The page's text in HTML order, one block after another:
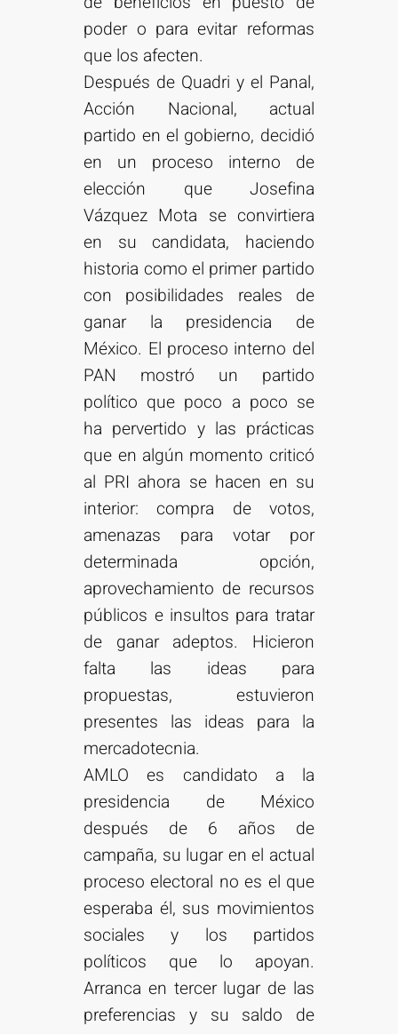
poder o para evitar reformas
que los afecten.
Después de Quadri y el Panal,
Acción Nacional, actual
partido en el gobierno, decidió
en un proceso interno de
elección que Josefina
Vázquez Mota se convirtiera
en su candidata, haciendo
historia como el primer partido
con posibilidades reales de
ganar la presidencia de
México. El proceso interno del
PAN mostró un partido
político que poco a poco se
ha pervertido y las prácticas
que en algún momento criticó
al PRI ahora se hacen en su
interior: compra de votos,
amenazas para votar por
determinada opción,
aprovechamiento de recursos
públicos e insultos para tratar
de ganar adeptos. Hicieron
falta las ideas para
propuestas, estuvieron
presentes las ideas para la
mercadotecnia.
AMLO es candidato a la
presidencia de México
después de 6 años de
campaña, su lugar en el actual
proceso electoral no es el que
esperaba él, sus movimientos
sociales y los partidos
políticos que lo apoyan.
Arranca en tercer lugar de las
preferencias y su saldo de